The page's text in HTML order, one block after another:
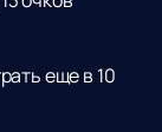
еще в 10